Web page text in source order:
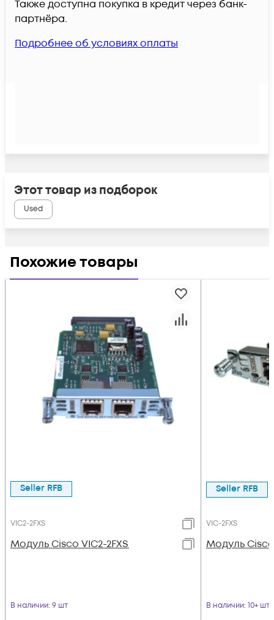
Также доступна покупка в кредит через банк-
партнёра.
Подробнее об условиях оплаты
Этот товар из подборок
Used
Похожие товары
Seller RFB
VIC2-2FXS
Модуль Cisco VIC2-2FXS
В наличии: 9 шт
Seller RFB
VIC-2FXS
Модуль Cisco
В наличии: 10+ шт